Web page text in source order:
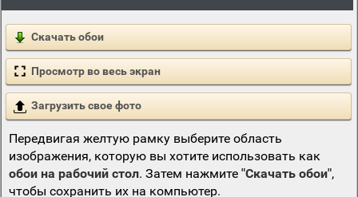
Скачать обои
Просмотр во весь экран
Загрузить свое фото
Передвигая желтую рамку выберите область
изображения, которую вы хотите использовать как
обои на рабочий стол. Затем нажмите "Скачать обои",
чтобы сохранить их на компьютер.